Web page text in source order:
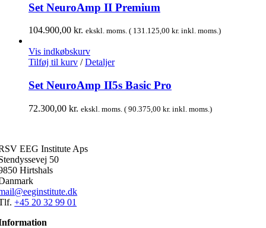
Set NeuroAmp II Premium
104.900,00 kr. ekskl. moms. ( 131.125,00 kr. inkl. moms.)
Vis indkøbskurv
Tilføj til kurv / Detaljer
Set NeuroAmp II5s Basic Pro
72.300,00 kr. ekskl. moms. ( 90.375,00 kr. inkl. moms.)
EEG Institute Aps
50
Hirtshals
+45 20 32 99 01